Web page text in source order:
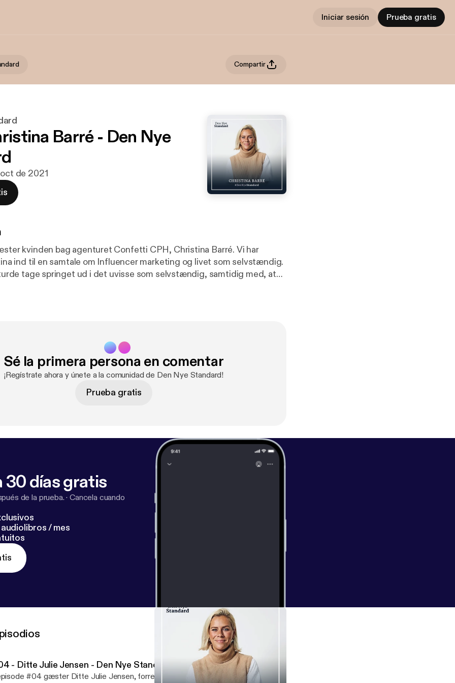
Iniciar sesión Prueba gratis
Compartir
Barré - Den Nye
de 2021
kvinden bag agenturet Confetti CPH, Christina Barré. Vi har
ind til en samtale om Influencer marketing og livet som selvstændig.
tage springet ud i det uvisse som selvstændig, samtidig med, at
haftâ. www.dennyestandard.dk/christina-barre
Sé la primera persona en comentar
¡Regístrate ahora y únete a la comunidad de Den Nye Standard!
Prueba gratis
30 días gratis
de la prueba. ·Cancela cuando
/ mes
- Ditte Julie Jensen - Den Nye Standard
#04 gæster Ditte Julie Jensen, forretningskvinden og iværksætter bag